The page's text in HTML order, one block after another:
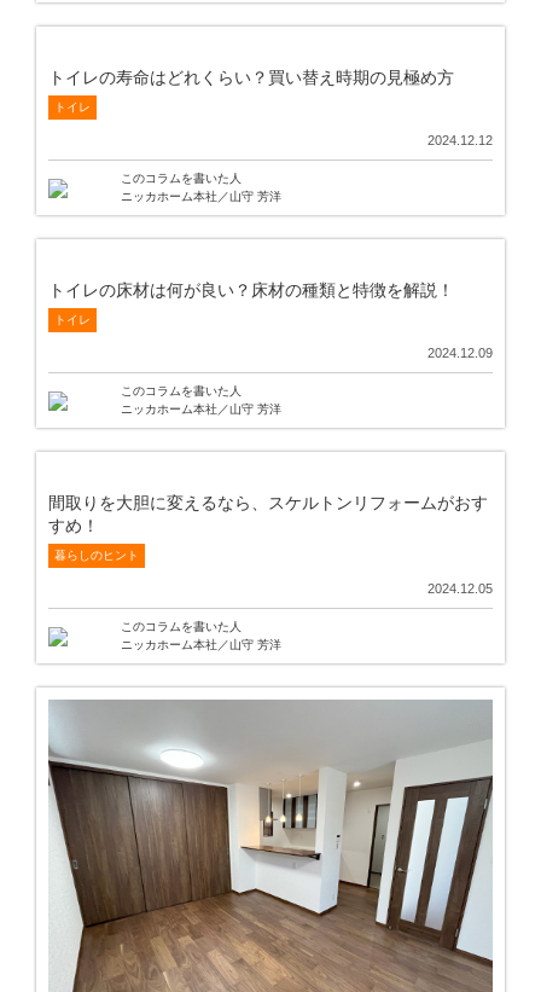
トイレの寿命はどれくらい？買い替え時期の見極め方
トイレ
2024.12.12
このコラムを書いた人
ニッカホーム本社／山守 芳洋
トイレの床材は何が良い？床材の種類と特徴を解説！
トイレ
2024.12.09
このコラムを書いた人
ニッカホーム本社／山守 芳洋
間取りを大胆に変えるなら、スケルトンリフォームがおす
すめ！
暮らしのヒント
2024.12.05
このコラムを書いた人
ニッカホーム本社／山守 芳洋